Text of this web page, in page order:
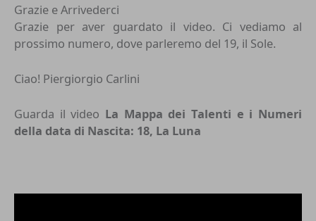
Grazie e Arrivederci
Grazie per aver guardato il video. Ci vediamo al
prossimo numero, dove parleremo del 19, il Sole.
Ciao! Piergiorgio Carlini
Guarda il video La Mappa dei Talenti e i Numeri
della data di Nascita: 18, La Luna